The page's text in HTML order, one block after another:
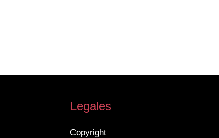
Legales
Copyright